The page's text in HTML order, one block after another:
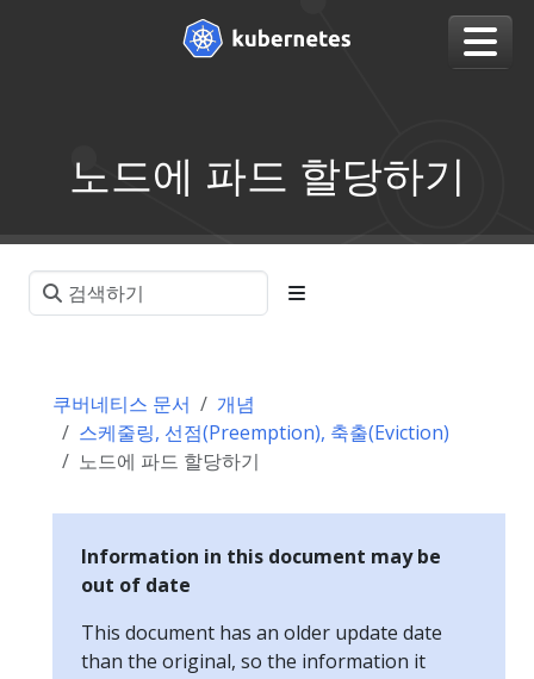
노드에 파드 할당하기
쿠버네티스 문서
개념
스케줄링, 선점(Preemption), 축출(Eviction)
노드에 파드 할당하기
Information in this document may be
out of date
This document has an older update date
than the original, so the information it